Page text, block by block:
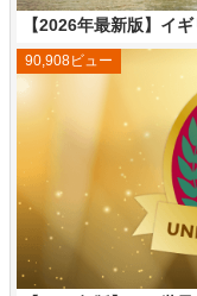
【2026年最新版】イ
90,908ビュー